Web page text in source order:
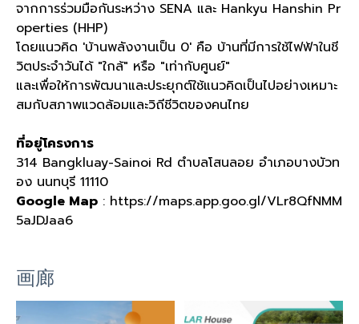
จากการร่วมมือกันระหว่าง SENA และ Hankyu Hanshin Pr
operties (HHP)
โดยแนวคิด 'บ้านพลังงานเป็น 0' คือ บ้านที่มีการใช้ไฟฟ้าในชี
วิตประจำวันได้ "ใกล้" หรือ "เท่ากับศูนย์"
และเพื่อให้การพัฒนาและประยุกต์ใช้แนวคิดเป็นไปอย่างเหมาะ
สมกับสภาพแวดล้อมและวิถีชีวิตของคนไทย
ที่อยู่โครงการ
314 Bangkluay-Sainoi Rd ตำบลโสนลอย อำเภอบางบัวท
อง นนทบุรี 11110
Google Map : https://maps.app.goo.gl/VLr8QfNMM
5aJDJaa6
画廊